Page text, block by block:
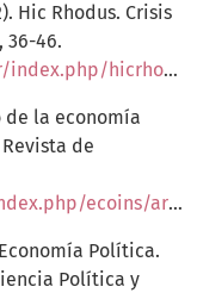
Hic Rhodus. Crisis
36-46.
article/view/939/827
de la economía
de
article/view/5967/7691
Política.
Política y